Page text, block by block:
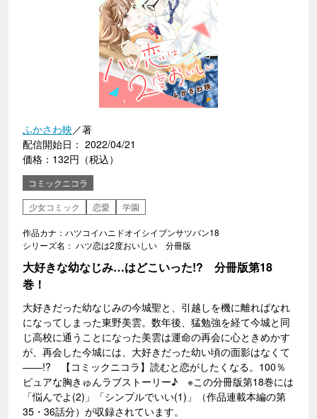
ふかさわ映／著
配信開始日： 2022/04/21
価格：132円（税込）
コミックニコラ
少女コミック
恋愛 学園
作品カナ：ハツコイハニドオイシイブンサツバン18
シリーズ名： ハツ恋は2度おいしい 分冊版
大好きな幼なじみ…はどこいった!? 分冊版第18
巻！
大好きだった幼なじみの今城聖と、引越しを機に離ればなれ
になってしまった東野美雲。数年後、猛勉強を経て今城と同
じ高校に通うことになった美雲は運命の再会に心ときめかす
が、再会した今城には、大好きだった幼い頃の面影はなくて
――!? 【コミックニコラ】読むと恋がしたくなる。100％
ピュアな胸きゅんラブストーリー♪ ※この分冊版第18巻には
「悩んでよ(2)」「シンプルでいい(1)」（作品連載本編の第
35・36話分）が収録されています。